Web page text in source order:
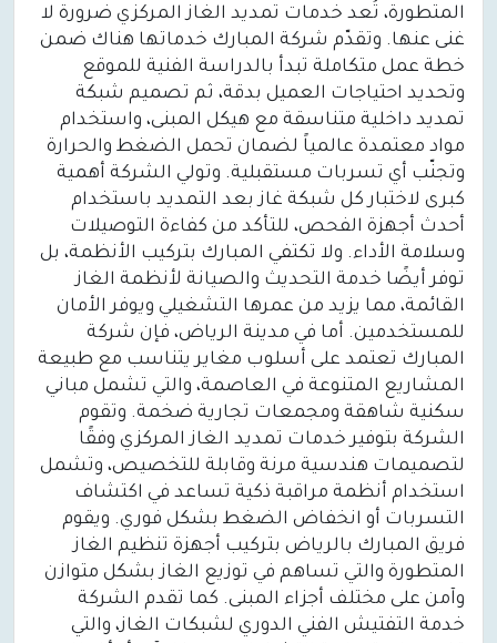
المتطورة، تُعد خدمات تمديد الغاز المركزي ضرورة لا
غنى عنها. وتقدّم شركة المبارك خدماتها هناك ضمن
خطة عمل متكاملة تبدأ بالدراسة الفنية للموقع
وتحديد احتياجات العميل بدقة، ثم تصميم شبكة
تمديد داخلية متناسقة مع هيكل المبنى، واستخدام
مواد معتمدة عالمياً لضمان تحمل الضغط والحرارة
وتجنّب أي تسربات مستقبلية. وتولي الشركة أهمية
كبرى لاختبار كل شبكة غاز بعد التمديد باستخدام
أحدث أجهزة الفحص، للتأكد من كفاءة التوصيلات
وسلامة الأداء. ولا تكتفي المبارك بتركيب الأنظمة، بل
توفر أيضًا خدمة التحديث والصيانة لأنظمة الغاز
القائمة، مما يزيد من عمرها التشغيلي ويوفر الأمان
للمستخدمين. أما في مدينة الرياض، فإن شركة
المبارك تعتمد على أسلوب مغاير يتناسب مع طبيعة
المشاريع المتنوعة في العاصمة، والتي تشمل مباني
سكنية شاهقة ومجمعات تجارية ضخمة. وتقوم
الشركة بتوفير خدمات تمديد الغاز المركزي وفقًا
لتصميمات هندسية مرنة وقابلة للتخصيص، وتشمل
استخدام أنظمة مراقبة ذكية تساعد في اكتشاف
التسربات أو انخفاض الضغط بشكل فوري. ويقوم
فريق المبارك بالرياض بتركيب أجهزة تنظيم الغاز
المتطورة والتي تساهم في توزيع الغاز بشكل متوازن
وآمن على مختلف أجزاء المبنى. كما تقدم الشركة
خدمة التفتيش الفني الدوري لشبكات الغاز، والتي